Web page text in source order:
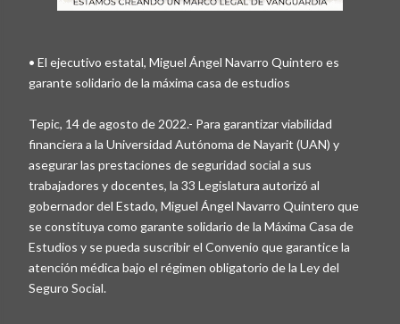
• El ejecutivo estatal, Miguel Ángel Navarro Quintero es
garante solidario de la máxima casa de estudios
Tepic, 14 de agosto de 2022.- Para garantizar viabilidad
financiera a la Universidad Autónoma de Nayarit (UAN) y
asegurar las prestaciones de seguridad social a sus
trabajadores y docentes, la 33 Legislatura autorizó al
gobernador del Estado, Miguel Ángel Navarro Quintero que
se constituya como garante solidario de la Máxima Casa de
Estudios y se pueda suscribir el Convenio que garantice la
atención médica bajo el régimen obligatorio de la Ley del
Seguro Social.